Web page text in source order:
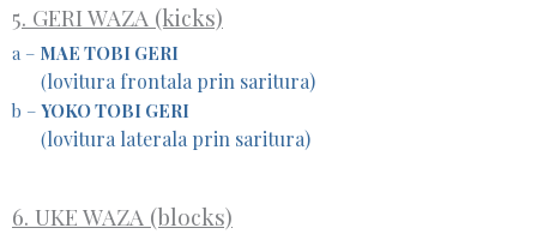
5. GERI WAZA (kicks)
a – MAE TOBI GERI
(lovitura frontala prin saritura)
b – YOKO TOBI GERI
(lovitura laterala prin saritura)
6. UKE WAZA (blocks)